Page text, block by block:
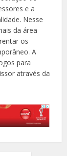
e a
Nesse
da área
os
A
para
através da